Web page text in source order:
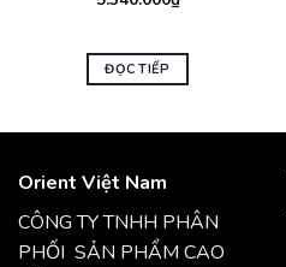
ĐỌC TIẾP
Orient Việt Nam
CÔNG TY TNHH PHÂN
PHỐI SẢN PHẨM CAO